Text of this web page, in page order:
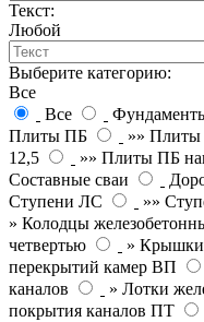
Текст:
Любой
Выберите категорию:
Все
Все
Плиты ПБ
»» Плиты
12,5
»» Плиты ПБ
Составные сваи
Ступени ЛС
»»
» Колодцы
четвертью
» Крышки
перекрытий камер ВП
каналов
» Лотки
покрытия каналов ПТ